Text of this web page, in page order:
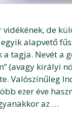
de
alapvető
tagja. Nevét a
(avagy királyi
Valószínűleg
ezer éve
az …